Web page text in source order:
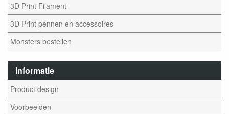
3D Print Filament
3D Print pennen en accessoires
Monsters bestellen
informatie
Product design
Voorbeelden